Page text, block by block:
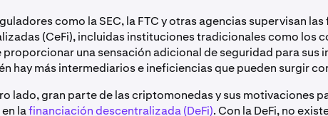
como la SEC, la FTC y otras agencias supervisan
(CeFi), incluidas instituciones tradicionales como los
proporcionar una sensación adicional de seguridad para sus
hay más intermediarios e ineficiencias que pueden surgir
lado, gran parte de las criptomonedas y sus motivaciones
lafinanciación descentralizada (DeFi). Con la DeFi, no